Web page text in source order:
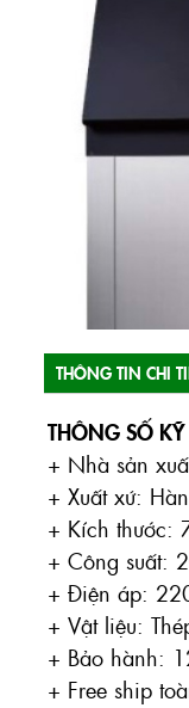
THÔNG TIN CHI
THÔNG SỐ
+ Nhà sản
+ Xuất xứ:
+ Kích thước:
+ Công suất:
+ Điện áp:
+ Vật liệu:
+ Bảo hành:
+ Free ship